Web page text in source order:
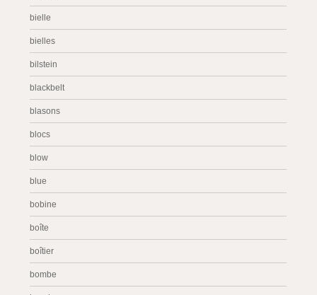
bielle
bielles
bilstein
blackbelt
blasons
blocs
blow
blue
bobine
boîte
boîtier
bombe